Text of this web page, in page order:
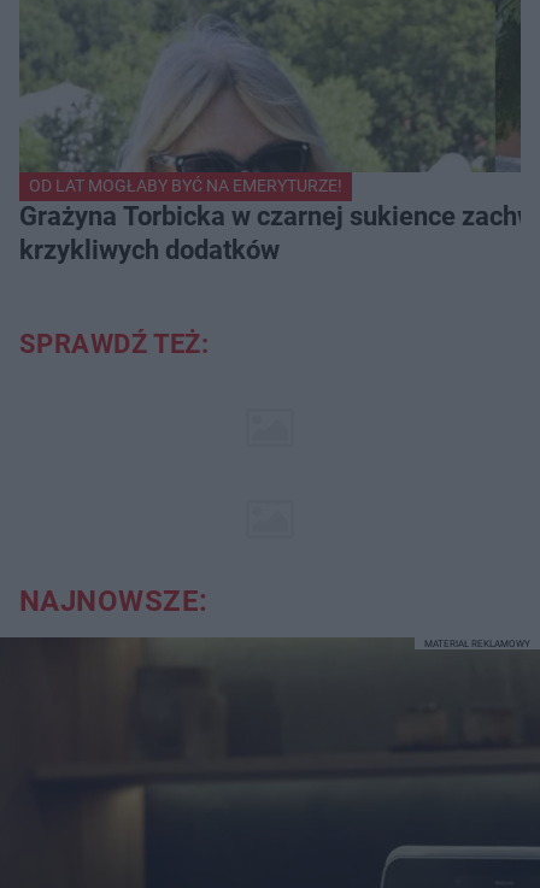
OD LAT MOGŁABY BYĆ NA EMERYTURZE!
Grażyna Torbicka w czarnej sukience
krzykliwych dodatków
SPRAWDŹ TEŻ:
NAJNOWSZE:
MATERIAŁ REKLAMOWY